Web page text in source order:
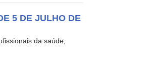
5 DE JULHO DE
da saúde,